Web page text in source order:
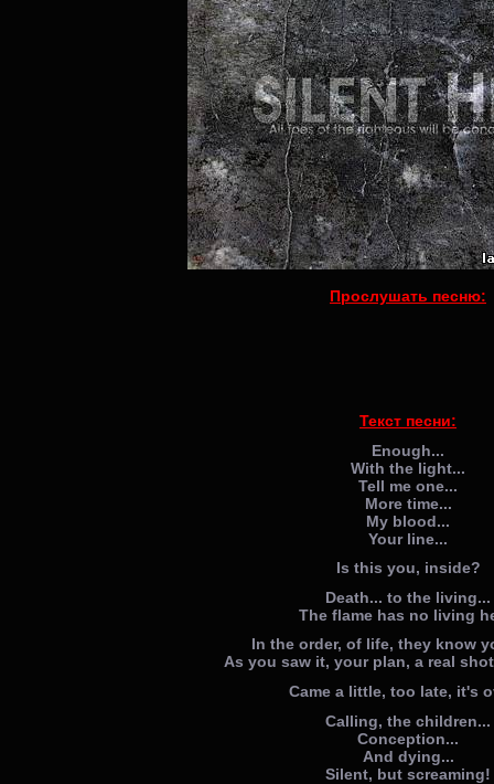
Прослушать песню:
Текст песни:
Enough...
With the light...
Tell me one...
More time...
My blood...
Your line...
Is this you, inside?
Death... to the living...
The flame has no living
In the order, of life, they know
As you saw it, your plan, a real
Came a little, too late, it's
Calling, the children...
Conception...
And dying...
Silent, but screaming!